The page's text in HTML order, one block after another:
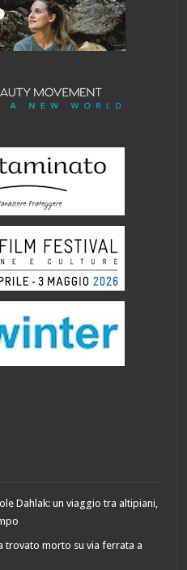
Dahlak: un viaggio tra altipiani,
trovato morto su via ferrata a